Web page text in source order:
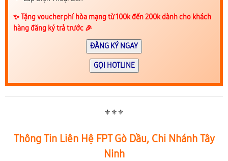
✨️ Tặng voucher phí hòa mạng từ 100k đến 200k dành cho khách
hàng đăng ký trả trước 🎉
ĐĂNG KÝ NGAY
GỌI HOTLINE
⚜️⚜️⚜️
Thông Tin Liên Hệ FPT Gò Dầu, Chi Nhánh Tây
Ninh